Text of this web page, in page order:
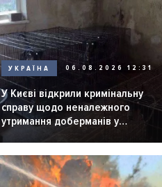
УКРАЇНА 06.08.2026 12:31
У Києві відкрили кримінальну
справу щодо неналежного
утримання доберманів у
розпліднику